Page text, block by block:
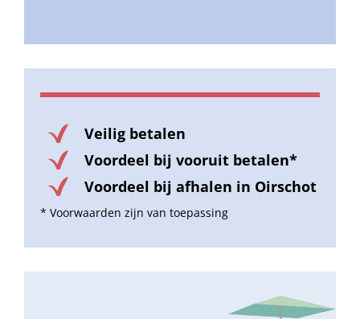
Veilig betalen
Voordeel bij vooruit betalen*
Voordeel bij afhalen in Oirschot
* Voorwaarden zijn van toepassing